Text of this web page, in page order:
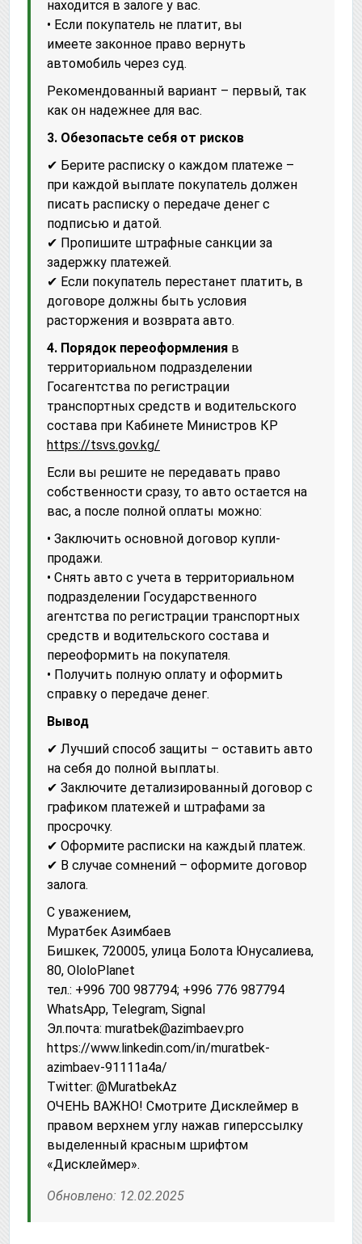
находится в залоге у вас.
• Если покупатель не платит, вы
имеете законное право вернуть
автомобиль через суд.
Рекомендованный вариант – первый, так
как он надежнее для вас.
3. Обезопасьте себя от рисков
✔ Берите расписку о каждом платеже –
при каждой выплате покупатель должен
писать расписку о передаче денег с
подписью и датой.
✔ Пропишите штрафные санкции за
задержку платежей.
✔ Если покупатель перестанет платить, в
договоре должны быть условия
расторжения и возврата авто.
4. Порядок переоформления в
территориальном подразделении
Госагентства по регистрации
транспортных средств и водительского
состава при Кабинете Министров КР
https://tsvs.gov.kg/
Если вы решите не передавать право
собственности сразу, то авто остается на
вас, а после полной оплаты можно:
• Заключить основной договор купли-
продажи.
• Снять авто с учета в территориальном
подразделении Государственного
агентства по регистрации транспортных
средств и водительского состава и
переоформить на покупателя.
• Получить полную оплату и оформить
справку о передаче денег.
Вывод
✔ Лучший способ защиты – оставить авто
на себя до полной выплаты.
✔ Заключите детализированный договор с
графиком платежей и штрафами за
просрочку.
✔ Оформите расписки на каждый платеж.
✔ В случае сомнений – оформите договор
залога.
С уважением,
Муратбек Азимбаев
Бишкек, 720005, улица Болота Юнусалиева,
80, OloloPlanet
тел.: +996 700 987794; +996 776 987794
WhatsApp, Telegram, Signal
Эл.почта: muratbek@azimbaev.pro
httрs://www.linkedin.com/in/muratbek-
azimbaev-91111a4a/
Twitter: @MuratbekAz
ОЧЕНЬ ВАЖНО! Смотрите Дисклеймер в
правом верхнем углу нажав гиперссылку
выделенный красным шрифтом
«Дисклеймер».
Обновлено: 12.02.2025